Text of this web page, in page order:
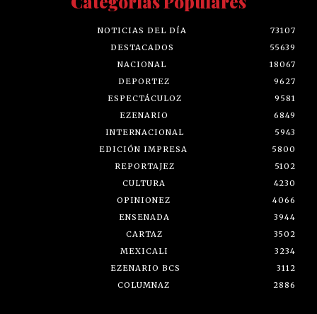
NOTICIAS DEL DÍA
73107
DESTACADOS
55639
NACIONAL
18067
DEPORTEZ
9627
ESPECTÁCULOZ
9581
EZENARIO
6849
INTERNACIONAL
5943
EDICIÓN IMPRESA
5800
REPORTAJEZ
5102
CULTURA
4230
OPINIONEZ
4066
ENSENADA
3944
CARTAZ
3502
MEXICALI
3234
EZENARIO BCS
3112
COLUMNAZ
2886